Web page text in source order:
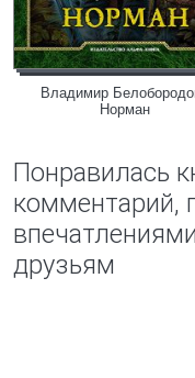
Владимир
Норман
Понравилась
комментарий,
друзьям